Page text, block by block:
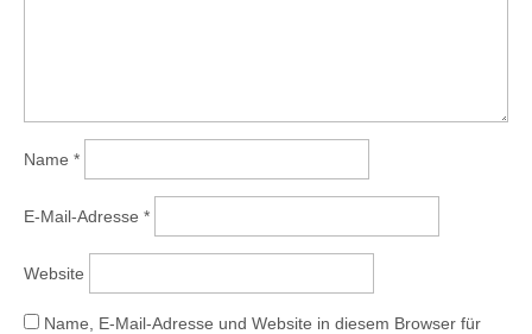
Name *
E-Mail-Adresse *
Website
Name, E-Mail-Adresse und Website in diesem Browser für